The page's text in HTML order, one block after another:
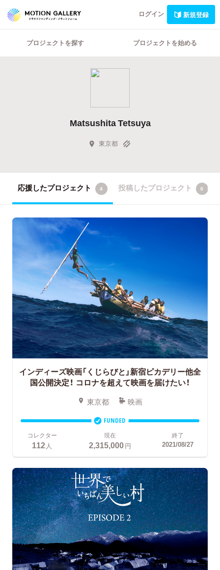
ログイン 新規登録
プロジェクトを探す プロジェクトを始める
Matsushita Tetsuya
東京都
応援したプロジェクト 4 投稿したプロジェクト 0
インディーズ映画「くじらびと」新宿ピカデリー他全
国公開決定！ コロナを超えて映画を届けたい！
東京都 映画
FUNDED
コレクター
112 人
現在
2,315,000円
終了
2021/08/27